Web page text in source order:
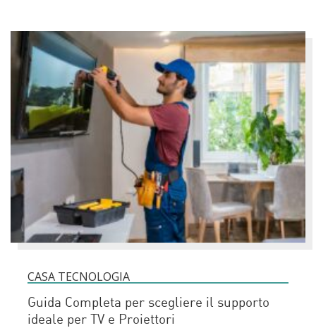
CASA TECNOLOGIA
Guida Completa per scegliere il supporto
ideale per TV e Proiettori